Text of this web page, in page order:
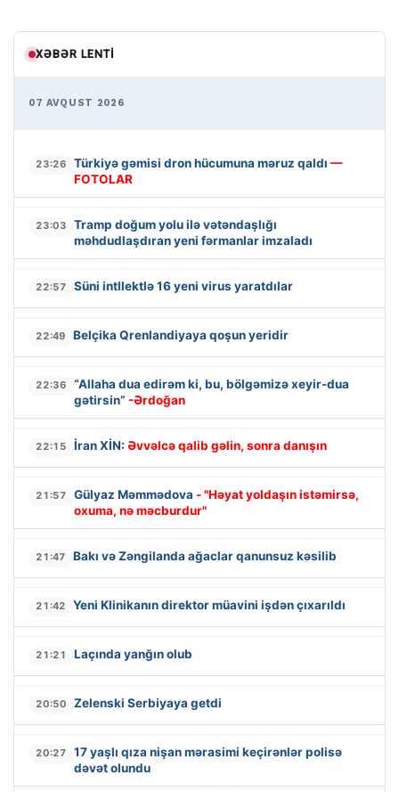
XƏBƏR LENTI
07 AVQUST 2026
23:26 Türkiyə gəmisi dron hücumuna məruz qaldı —
FOTOLAR
23:03
Tramp doğum yolu ilə vətəndaşlığı
məhdudlaşdıran yeni fərmanlar imzaladı
22:57 Süni intllektlə 16 yeni virus yaratdılar
22:49 Belçika Qrenlandiyaya qoşun yeridir
22:36
“Allaha dua edirəm ki, bu, bölgəmizə xeyir-dua
gətirsin” -Ərdoğan
22:15 İran XİN: Əvvəlcə qalib gəlin, sonra danışın
21:57 Gülyaz Məmmədova - "Həyat yoldaşın istəmirsə,
oxuma, nə məcburdur"
21:47 Bakı və Zəngilanda ağaclar qanunsuz kəsilib
21:42 Yeni Klinikanın direktor müavini işdən çıxarıldı
21:21 Laçında yanğın olub
20:50 Zelenski Serbiyaya getdi
20:27
17 yaşlı qıza nişan mərasimi keçirənlər polisə
dəvət olundu